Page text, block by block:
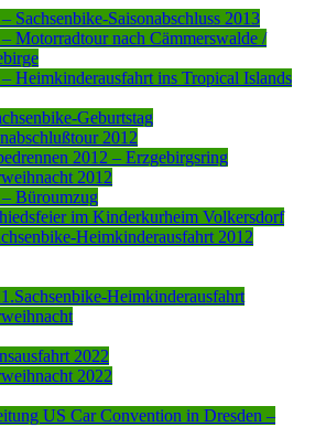
Sachsenbike-Saisonabschluss 2013
Motorradtour nach Cämmerswalde /
Heimkinderausfahrt ins Tropical Islands
Geburtstag
2012
2012 – Erzgebirgsring
2012
Büroumzug
im Kinderkurheim Volkersdorf
Heimkinderausfahrt 2012
Heimkinderausfahrt
2022
2022
US Car Convention in Dresden –